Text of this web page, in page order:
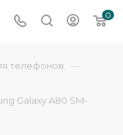
0
телефонов —
Galaxy A80 SM-